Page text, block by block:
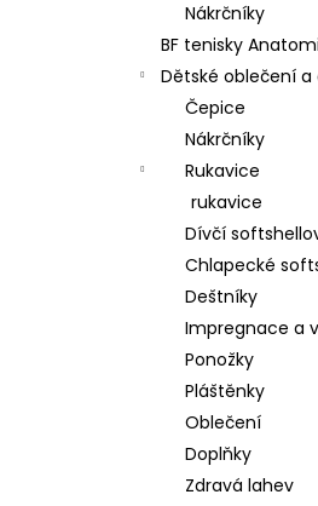
Nákrčníky
BF tenisky
Dětské oblečení a
Čepice
Nákrčníky
Rukavice
rukavice
Dívčí
Chlapecké
Deštníky
Impregnace a
Ponožky
Pláštěnky
Oblečení
Doplňky
Zdravá lahev